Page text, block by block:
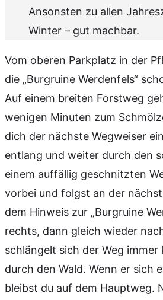
Ansonsten zu allen
Winter – gut machbar.
Vom oberen Parkplatz in der
die „Burgruine Werdenfels“
Auf einem breiten Forstweg
wenigen Minuten zum
dich der nächste Wegweiser
entlang und weiter durch den
einem auffällig geschnitzten
vorbei und folgst an der
dem Hinweis zur „Burgruine
rechts, dann gleich wieder
schlängelt sich der Weg immer
durch den Wald. Wenn er sich
bleibst du auf dem Hauptweg.